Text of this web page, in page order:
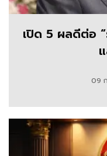
เปิด 5 ผลดีต่อ
09